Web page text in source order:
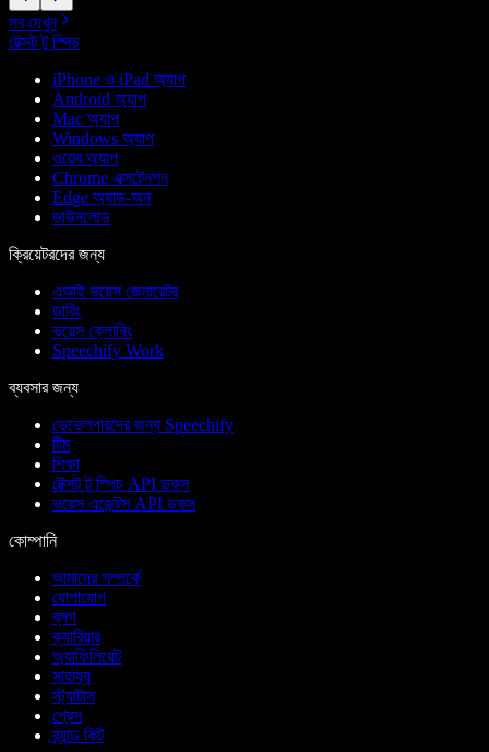
সব দেখুন
টেক্সট টু স্পিচ
iPhone ও iPad অ্যাপ
Android অ্যাপ
Mac অ্যাপ
Windows অ্যাপ
ওয়েব অ্যাপ
Chrome এক্সটেনশন
Edge অ্যাড-অন
ডাউনলোড
ক্রিয়েটরদের জন্য
এআই ভয়েস জেনারেটর
ডাবিং
ভয়েস ক্লোনিং
Speechify Work
ব্যবসার জন্য
ডেভেলপারদের জন্য Speechify
টিম
শিক্ষা
টেক্সট টু স্পিচ API ডকস
ভয়েস এজেন্টস API ডকস
কোম্পানি
আমাদের সম্পর্কে
যোগাযোগ
ব্লগ
ক্যারিয়ার
অ্যাফিলিয়েট
সাহায্য
স্ট্যাটাস
প্রেস
ব্র্যান্ড কিট